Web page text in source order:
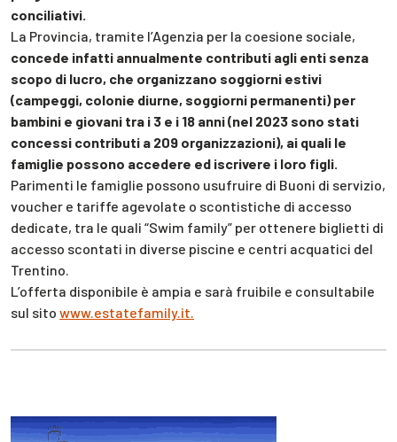
conciliativi.
La Provincia, tramite l’Agenzia per la coesione sociale,
concede infatti annualmente contributi agli enti senza
scopo di lucro, che organizzano soggiorni estivi
(campeggi, colonie diurne, soggiorni permanenti) per
bambini e giovani tra i 3 e i 18 anni (nel 2023 sono stati
concessi contributi a 209 organizzazioni), ai quali le
famiglie possono accedere ed iscrivere i loro figli.
Parimenti le famiglie possono usufruire di Buoni di servizio,
voucher e tariffe agevolate o scontistiche di accesso
dedicate, tra le quali “Swim family” per ottenere biglietti di
accesso scontati in diverse piscine e centri acquatici del
Trentino.
L’offerta disponibile è ampia e sarà fruibile e consultabile
sul sito www.estatefamily.it.